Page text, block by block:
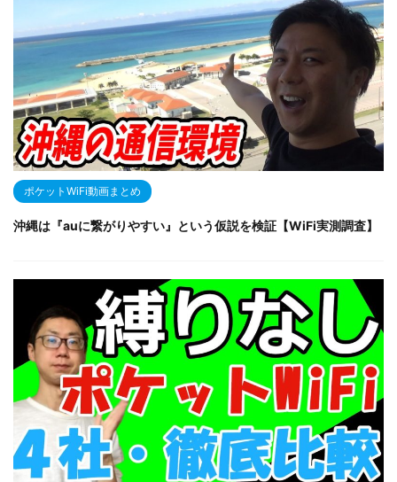
ポケットWiFi動画まとめ
沖縄は『auに繋がりやすい』という仮説を検証【WiFi実測調査】